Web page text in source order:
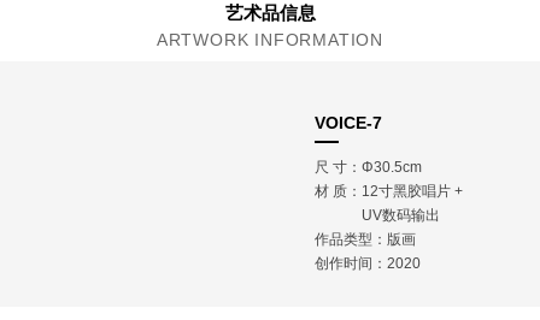
艺术品信息
ARTWORK INFORMATION
VOICE-7
尺 寸：Φ30.5cm
材 质： 12寸黑胶唱片 +
UV数码输出
作品类型：版画
创作时间：2020